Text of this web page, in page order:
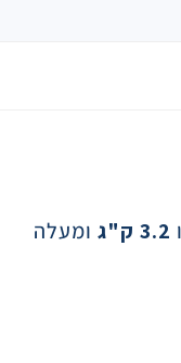
3.2 ק"ג ומעלה